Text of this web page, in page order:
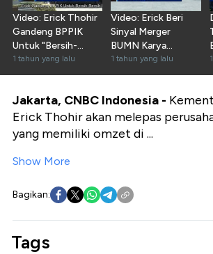
Video: Erick Thohir
Gandeng BPPIK
Untuk "Bersih-
Bersih" BUMN
1 tahun yang lalu
Video: Erick Beri
Sinyal Merger
BUMN Karya
Diteken Minggu
Depan
1 tahun yang lalu
Jakarta, CNBC Indonesia -
Erick Thohir akan melepas
yang memiliki omzet di ...
Show More
Bagikan:
Tags